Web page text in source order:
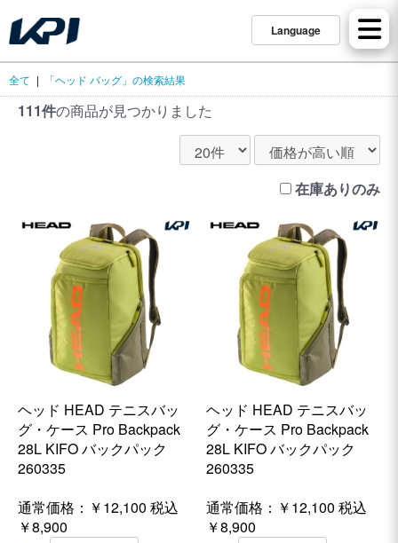
Language
全て | 「ヘッド バッグ」の検索結果
111件の商品が見つかりました
在庫ありのみ
ヘッド HEAD テニスバッ
グ・ケース Pro Backpack
28L KIFO バックパック
260335
通常価格：￥12,100 税込
￥8,900
ヘッド HEAD テニスバッ
グ・ケース Pro Backpack
28L KIFO バックパック
260335
通常価格：￥12,100 税込
￥8,900